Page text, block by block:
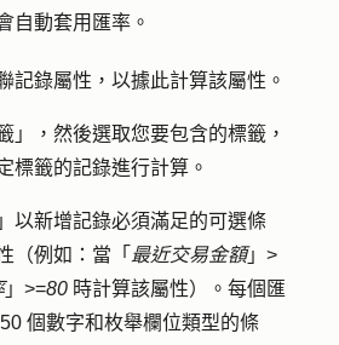
自動套用匯率。
記錄屬性 ，以據此計算該屬性。
」，然後選取您要包含的標籤 ，
標籤的記錄進行計算。
」以新增記錄必須滿足的可選條
（例如：當「 最近交易金額」>
」>=80 時計算該屬性）。每個匯
個數字和枚舉欄位類型的條